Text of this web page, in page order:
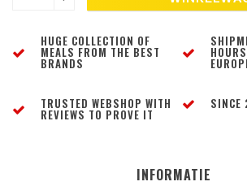
HUGE COLLECTION OF
MEALS FROM THE BEST
BRANDS
TRUSTED WEBSHOP WITH
REVIEWS TO PROVE IT
SINCE
INFORMATIE